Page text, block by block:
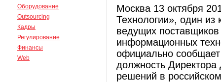
Оборудование
Outsourcing
Кадры
Регулирование
Финансы
Web
Москва 13 октября
Технологии», один из
ведущих
информационных
официально
должность
решений в